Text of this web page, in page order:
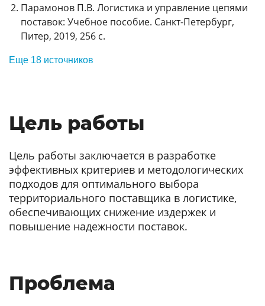
Парамонов П.В. Логистика и управление цепями
поставок: Учебное пособие. Санкт-Петербург,
Питер, 2019, 256 с.
Еще 18 источников
Цель работы
Цель работы заключается в разработке
эффективных критериев и методологических
подходов для оптимального выбора
территориального поставщика в логистике,
обеспечивающих снижение издержек и
повышение надежности поставок.
Проблема